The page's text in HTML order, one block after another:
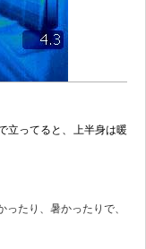
立ってると、上半身は暖
たり、暑かったりで、